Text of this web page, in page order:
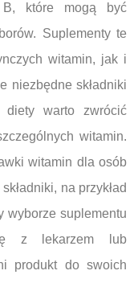
B, które mogą być
Suplementy te
witamin, jak i
niezbędne składniki
diety warto zwrócić
witamin.
witamin dla osób
na przykład
wyborze suplementu
z lekarzem lub
produkt do swoich